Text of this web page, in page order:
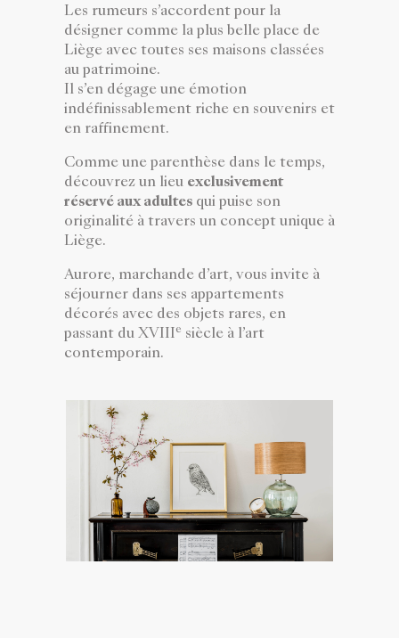
Les rumeurs s’accordent pour la
désigner comme la plus belle place de
Liège avec toutes ses maisons classées
au patrimoine.
Il s’en dégage une émotion
indéfinissablement riche en souvenirs et
en raffinement.
Comme une parenthèse dans le temps,
découvrez un lieu exclusivement
réservé aux adultes qui puise son
originalité à travers un concept unique à
Liège.
Aurore, marchande d’art, vous invite à
séjourner dans ses appartements
décorés avec des objets rares, en
passant du XVIIIe siècle à l’art
contemporain.